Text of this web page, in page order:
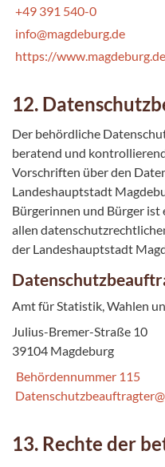
+49 391 540-0
info@magdeburg.de
https://
12.
Der behördliche
beratend und
Vorschriften über den
Landeshauptstadt
Bürgerinnen und Bürger
allen
der Landeshauptstadt
Amt für Statistik, Wahlen
Julius-Bremer-Straße 10
39104 Magdeburg
Behördennummer 115
13. Rechte der